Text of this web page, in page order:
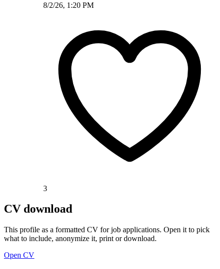
8/2/26, 1:20 PM
3
CV download
This profile as a formatted CV for job applications. Open it to pick
what to include, anonymize it, print or download.
Open CV